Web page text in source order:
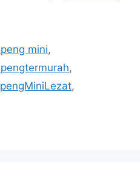
mini,
,
,